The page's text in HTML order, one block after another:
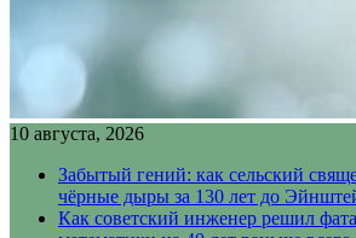
10 августа, 2026
Забытый гений: как сельский
чёрные дыры за 130 лет до
Как советский инженер решил